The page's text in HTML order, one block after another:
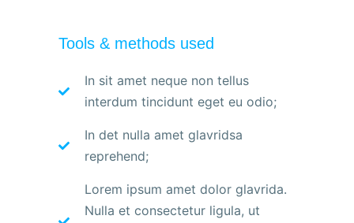
Tools & methods used
In sit amet neque non tellus
interdum tincidunt eget eu odio;
In det nulla amet glavridsa
reprehend;
Lorem ipsum amet dolor glavrida.
Nulla et consectetur ligula, ut